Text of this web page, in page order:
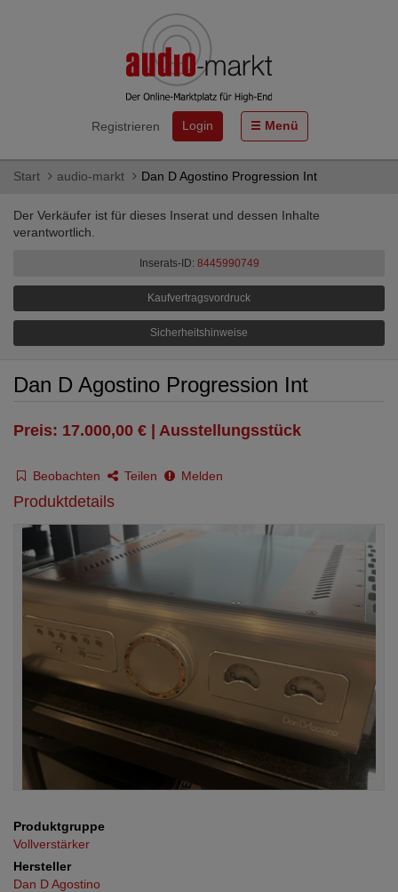
Registrieren Login Menü
Start audio-markt Dan D Agostino Progression Int
Der Verkäufer ist für dieses Inserat und dessen Inhalte
verantwortlich.
Inserats-ID: 8445990749
Kaufvertragsvordruck
Sicherheitshinweise
Dan D Agostino Progression Int
Preis: 17.000,00 € | Ausstellungsstück
Beobachten Teilen Melden
Produktdetails
Produktgruppe
Vollverstärker
Hersteller
Dan D Agostino